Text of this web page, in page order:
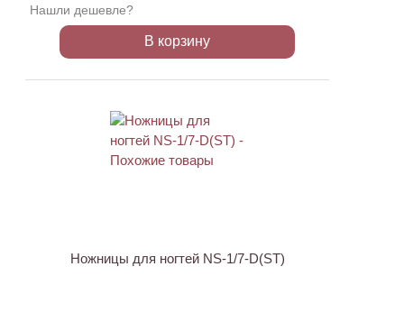
Нашли дешевле?
В корзину
Ножницы для ногтей NS-1/7-D(ST)